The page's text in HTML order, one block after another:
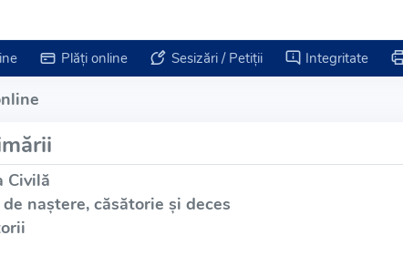
Plăți online Sesizări / Petiții Integritate
Civilă
naștere, căsătorie și deces